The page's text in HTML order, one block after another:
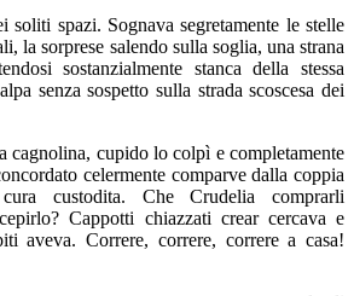
soliti spazi. Sognava segretamente le stelle
la sorprese salendo sulla soglia, una strana
sostanzialmente stanca della stessa
senza sospetto sulla strada scoscesa dei
cagnolina, cupido lo colpì e completamente
celermente comparve dalla coppia
custodita. Che Crudelia comprarli
Cappotti chiazzati crear cercava e
aveva. Correre, correre, correre a casa!